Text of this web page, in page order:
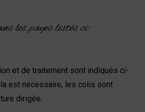
les payes listés ci-
et de traitement sont indiqués ci-
est nécessaire, les colis sont
dirigée.